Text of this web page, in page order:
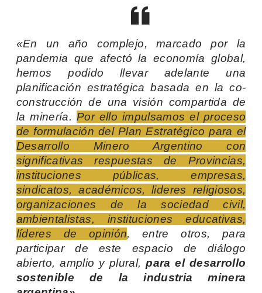
«En un año complejo, marcado por la
pandemia que afectó la economía global,
hemos podido llevar adelante una
planificación estratégica basada en la co-
construcción de una visión compartida de
la minería. Por ello impulsamos el proceso
de formulación del Plan Estratégico para el
Desarrollo Minero Argentino con
significativas respuestas de Provincias,
instituciones públicas, empresas,
sindicatos, académicos, lideres religiosos,
organizaciones de la sociedad civil,
ambientalistas, instituciones educativas,
líderes de opinión, entre otros, para
participar de este espacio de diálogo
abierto, amplio y plural,para el desarrollo
sostenible de la industria minera